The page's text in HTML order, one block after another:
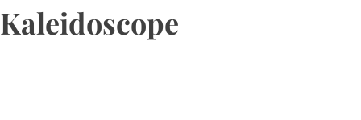
Kaleidoscope